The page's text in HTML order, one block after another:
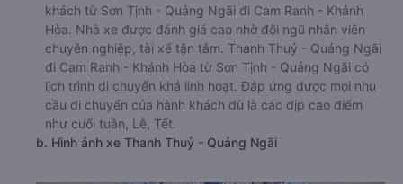
khách từ Sơn Tịnh - Quảng Ngãi đi Cam Ranh - Khánh
Hòa. Nhà xe được đánh giá cao nhờ đội ngũ nhân viên
chuyên nghiệp, tài xế tận tâm. Thanh Thuỷ - Quảng Ngãi
đi Cam Ranh - Khánh Hòa từ Sơn Tịnh - Quảng Ngãi có
lịch trình di chuyển khá linh hoạt. Đáp ứng được mọi nhu
cầu di chuyển của hành khách dù là các dịp cao điểm
như cuối tuần, Lễ, Tết.
b. Hình ảnh xe Thanh Thuỷ - Quảng Ngãi